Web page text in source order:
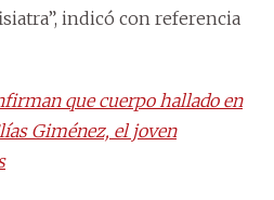
indicó con referencia
que cuerpo hallado en
Giménez, el joven